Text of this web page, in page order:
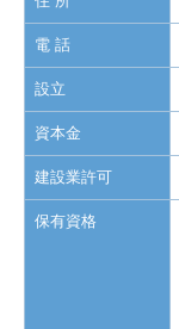
電 話
設立
資本金
建設業許可
保有資格